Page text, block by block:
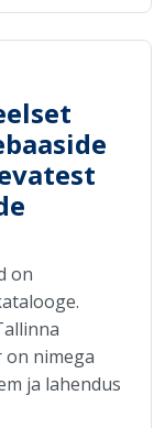
on
nimega
ja lahendus